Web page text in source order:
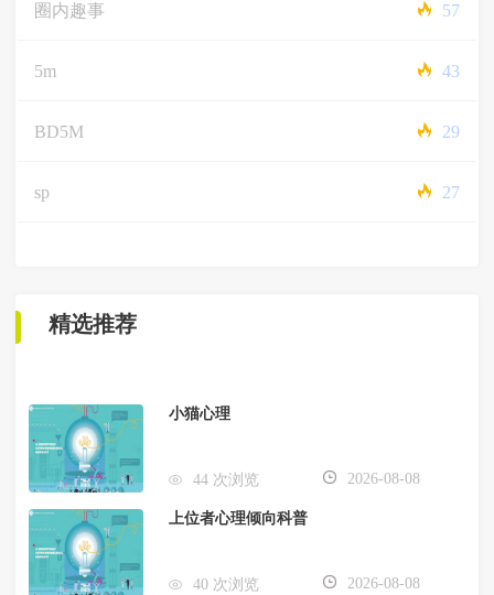
圈内趣事 57
5m 43
BD5M 29
sp 27
精选推荐
小猫心理
44 次浏览 2026-08-08
上位者心理倾向科普
40 次浏览 2026-08-08